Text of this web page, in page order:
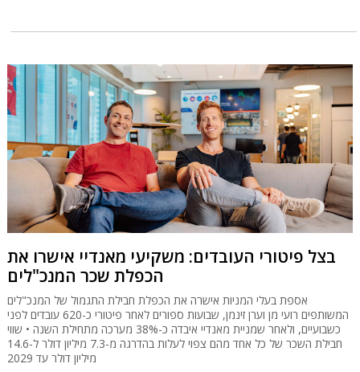
בצל פיטורי העובדים: משקיעי מאנדיי אישרו את
הכפלת שכר המנכ"לים
אספת בעלי המניות אישרה את הכפלת חבילת התגמול של המנכ"לים
המשותפים רועי מן וערן זינמן, שבועות ספורים לאחר פיטורי כ-620 עובדים לפני
כשבועיים, ולאחר שמניית מאנדיי איבדה כ-38% מערכה מתחילת השנה • שווי
חבילת השכר של כל אחד מהם צפוי לעלות בהדרגה מ-7.3 מיליון דולר ל-14.6
מיליון דולר עד 2029